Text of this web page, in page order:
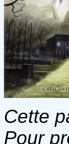
Cette
Pour